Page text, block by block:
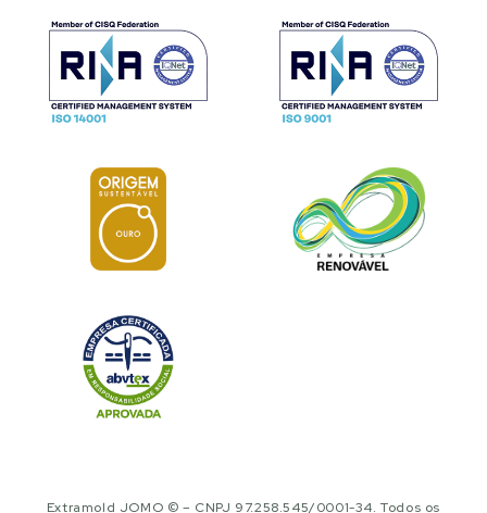
Extramold JOMO © – CNPJ 97.258.545/0001-34. Todos os